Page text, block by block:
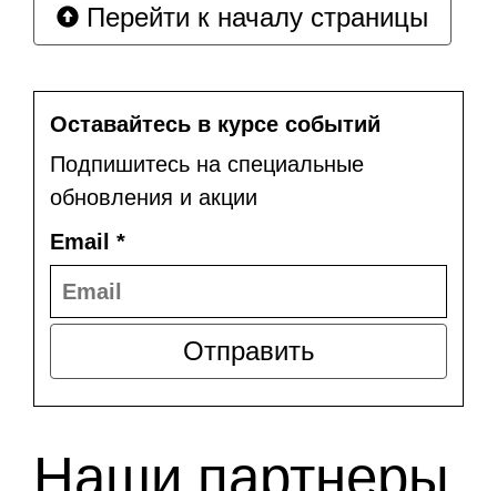
Перейти к началу страницы
Оставайтесь в курсе событий
Подпишитесь на специальные
обновления и акции
Email *
Отправить
Наши партнеры